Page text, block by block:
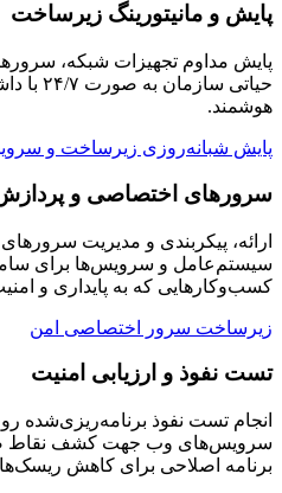
پایش و مانیتورینگ زیرساخت
پایش مداوم تجهیزات شبکه،
حیاتی
هوشمند.
پایش شبانه‌روزی زیرساخت و
سرورهای اختصاصی و
ارائه، پیکربندی و مدیریت
سیستم‌عامل و سرویس‌ها برای
کسب‌وکارهایی که به پایداری و امنیت
زیرساخت سرور اختصاصی امن
تست نفوذ و ارزیابی امنیت
انجام تست نفوذ برنامه‌ریزی‌شده
سرویس‌های وب جهت کشف نقاط
برنامه اصلاحی برای کاهش